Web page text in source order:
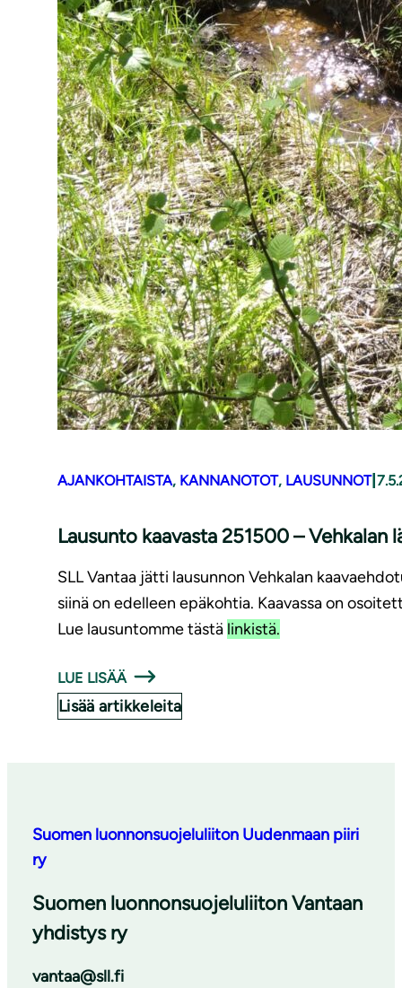
AJANKOHTAISTA, KANNANOTOT, LAUSUNNOT|
Lausunto kaavasta 251500 – Vehkalan
SLL Vantaa jätti lausunnon Vehkalan
siinä on edelleen epäkohtia. Kaavassa on
Lue lausuntomme tästä linkistä.
LUE LISÄÄ
Lisää artikkeleita
Suomen luonnonsuojeluliiton Uudenmaan piiri
ry
Suomen luonnonsuojeluliiton Vantaan
yhdistys ry
vantaa@sll.fi